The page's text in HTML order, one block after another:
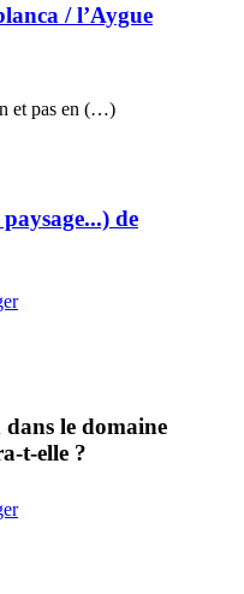
/ l’Aygue
et pas en (…)
de
le domaine
t-elle ?